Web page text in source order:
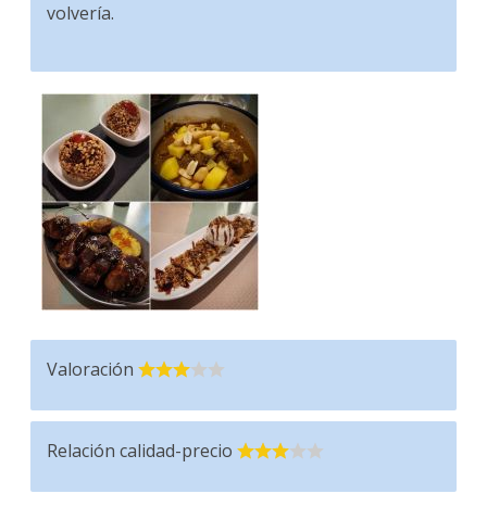
volvería.
Valoración
Relación calidad-precio